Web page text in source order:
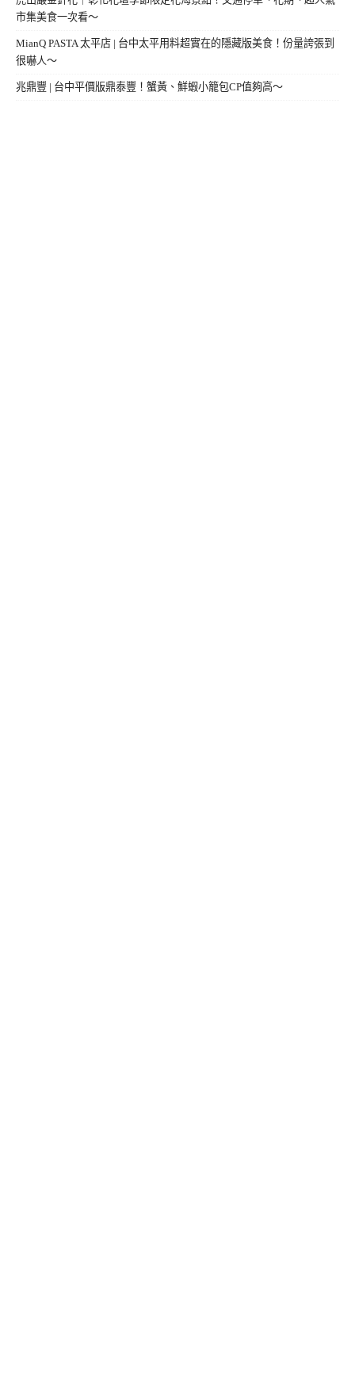
市集美食一次看～
MianQ PASTA 太平店 | 台中太平用料超實在的隱藏版美食！份量誇張到
很嚇人～
兆鼎豐 | 台中平價版鼎泰豐！蟹黃、鮮蝦小籠包CP值夠高～